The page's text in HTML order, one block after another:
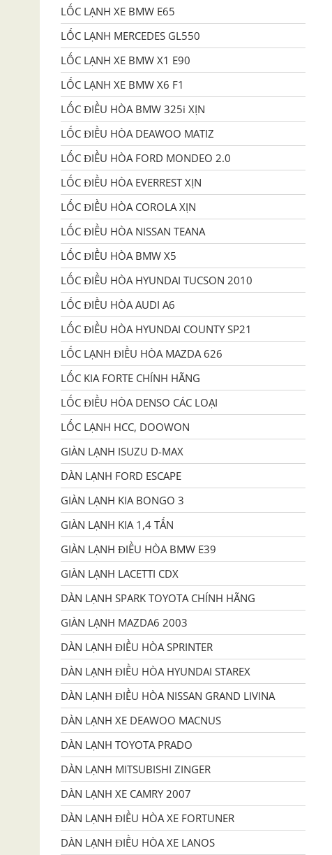
LỐC LẠNH XE BMW E65
LỐC LẠNH MERCEDES GL550
LỐC LẠNH XE BMW X1 E90
LỐC LẠNH XE BMW X6 F1
LỐC ĐIỀU HÒA BMW 325i XỊN
LỐC ĐIỀU HÒA DEAWOO MATIZ
LỐC ĐIỀU HÒA FORD MONDEO 2.0
LỐC ĐIỀU HÒA EVERREST XỊN
LỐC ĐIỀU HÒA COROLA XỊN
LỐC ĐIỀU HÒA NISSAN TEANA
LỐC ĐIỀU HÒA BMW X5
LỐC ĐIỀU HÒA HYUNDAI TUCSON 2010
LỐC ĐIỀU HÒA AUDI A6
LỐC ĐIỀU HÒA HYUNDAI COUNTY SP21
LỐC LẠNH ĐIỀU HÒA MAZDA 626
LỐC KIA FORTE CHÍNH HÃNG
LỐC ĐIỀU HÒA DENSO CÁC LOẠI
LỐC LẠNH HCC, DOOWON
GIÀN LẠNH ISUZU D-MAX
DÀN LẠNH FORD ESCAPE
GIÀN LẠNH KIA BONGO 3
GIÀN LẠNH KIA 1,4 TẤN
GIÀN LẠNH ĐIỀU HÒA BMW E39
GIÀN LẠNH LACETTI CDX
DÀN LẠNH SPARK TOYOTA CHÍNH HÃNG
GIÀN LẠNH MAZDA6 2003
DÀN LẠNH ĐIỀU HÒA SPRINTER
DÀN LẠNH ĐIỀU HÒA HYUNDAI STAREX
DÀN LẠNH ĐIỀU HÒA NISSAN GRAND LIVINA
DÀN LẠNH XE DEAWOO MACNUS
DÀN LẠNH TOYOTA PRADO
DÀN LẠNH MITSUBISHI ZINGER
DÀN LẠNH XE CAMRY 2007
DÀN LẠNH ĐIỀU HÒA XE FORTUNER
DÀN LẠNH ĐIỀU HÒA XE LANOS